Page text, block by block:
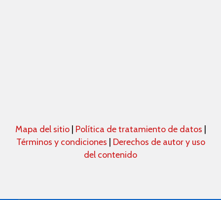
Mapa del sitio Política de tratamiento de datos
Términos y condiciones
Derechos de autor y uso
del contenido